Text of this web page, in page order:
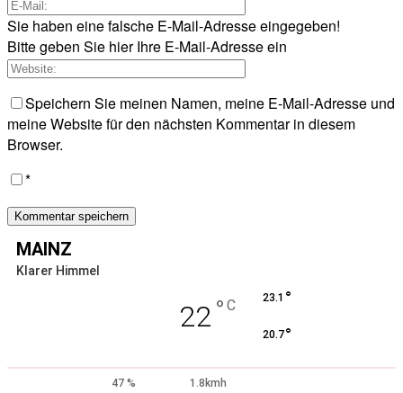
Sie haben eine falsche E-Mail-Adresse eingegeben!
Bitte geben Sie hier Ihre E-Mail-Adresse ein
Speichern Sie meinen Namen, meine E-Mail-Adresse und
meine Website für den nächsten Kommentar in diesem
Browser.
*
MAINZ
Klarer Himmel
22 ° C 23.1 °
20.7°
47 %
1.8kmh